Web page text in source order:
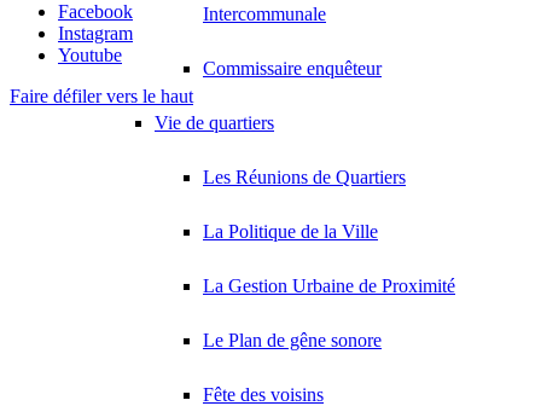
Intercommunale
Commissaire enquêteur
Vie de quartiers
Les Réunions de Quartiers
La Politique de la Ville
La Gestion Urbaine de Proximité
Le Plan de gêne sonore
Fête des voisins
Facebook
Instagram
Youtube
Faire défiler vers le haut